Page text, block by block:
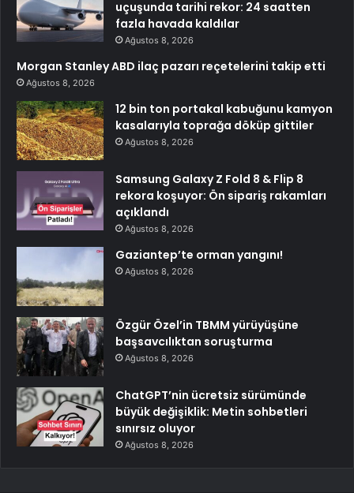
uçuşunda tarihi rekor: 24 saatten
fazla havada kaldılar
Ağustos 8, 2026
Morgan Stanley ABD ilaç pazarı reçetelerini takip etti
Ağustos 8, 2026
12 bin ton portakal kabuğunu kamyon
kasalarıyla toprağa döküp gittiler
Ağustos 8, 2026
Samsung Galaxy Z Fold 8 & Flip 8
rekora koşuyor: Ön sipariş rakamları
açıklandı
Ağustos 8, 2026
Gaziantep’te orman yangını!
Ağustos 8, 2026
Özgür Özel’in TBMM yürüyüşüne
başsavcılıktan soruşturma
Ağustos 8, 2026
ChatGPT’nin ücretsiz sürümünde
büyük değişiklik: Metin sohbetleri
sınırsız oluyor
Ağustos 8, 2026